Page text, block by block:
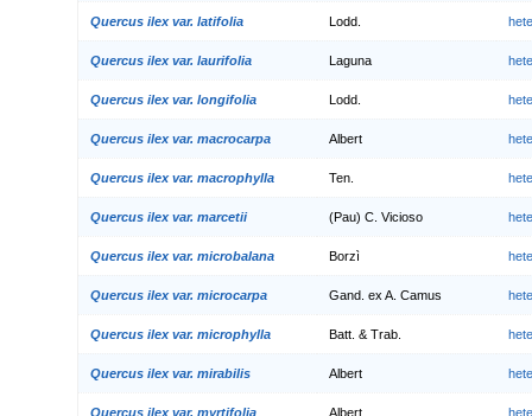
Quercus ilex var. latifolia Lodd.
Quercus ilex var. laurifolia Laguna
Quercus ilex var. longifolia Lodd.
Quercus ilex var. macrocarpa Albert
Quercus ilex var. macrophylla Ten.
Quercus ilex var. marcetii (Pau) C. Vicioso
Quercus ilex var. microbalana Borzì
Quercus ilex var. microcarpa Gand. ex A. Camus
Quercus ilex var. microphylla Batt. & Trab.
Quercus ilex var. mirabilis Albert
Quercus ilex var. myrtifolia Albert